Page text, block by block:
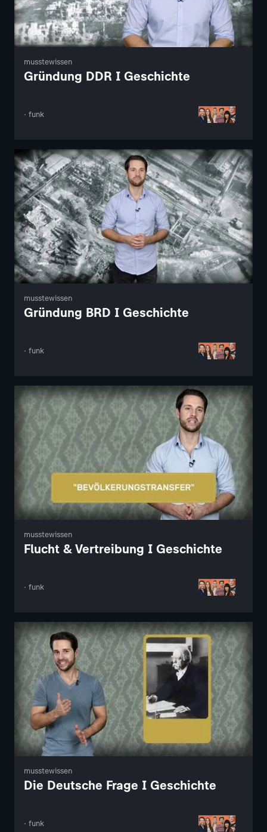
musstewissen
Gründung DDR I Geschichte
· funk
musstewissen
Gründung BRD I Geschichte
· funk
musstewissen
Flucht & Vertreibung I Geschichte
· funk
musstewissen
Die Deutsche Frage I Geschichte
· funk